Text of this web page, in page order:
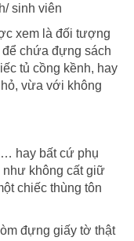
sinh viên
xem là đối tượng
chứa đựng sách
tủ cồng kềnh, hay
vừa với không
hay bất cứ phụ
như không cất giữ
chiếc thùng tôn
đựng giấy tờ thật